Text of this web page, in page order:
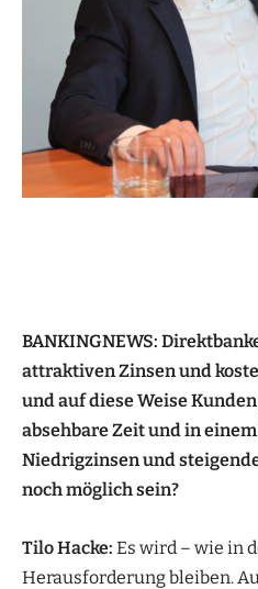
BANKINGNEWS:
attraktiven Zinsen und
und auf diese Weise
absehbare Zeit und in
Niedrigzinsen und
noch möglich sein?
Tilo Hacke: Es wird – wie in
Herausforderung bleiben.